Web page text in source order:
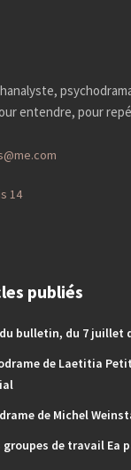
entendre, pour
14
publiés
bulletin, du 7 juillet
de Laetitia
de Michel
groupes de travail Ea